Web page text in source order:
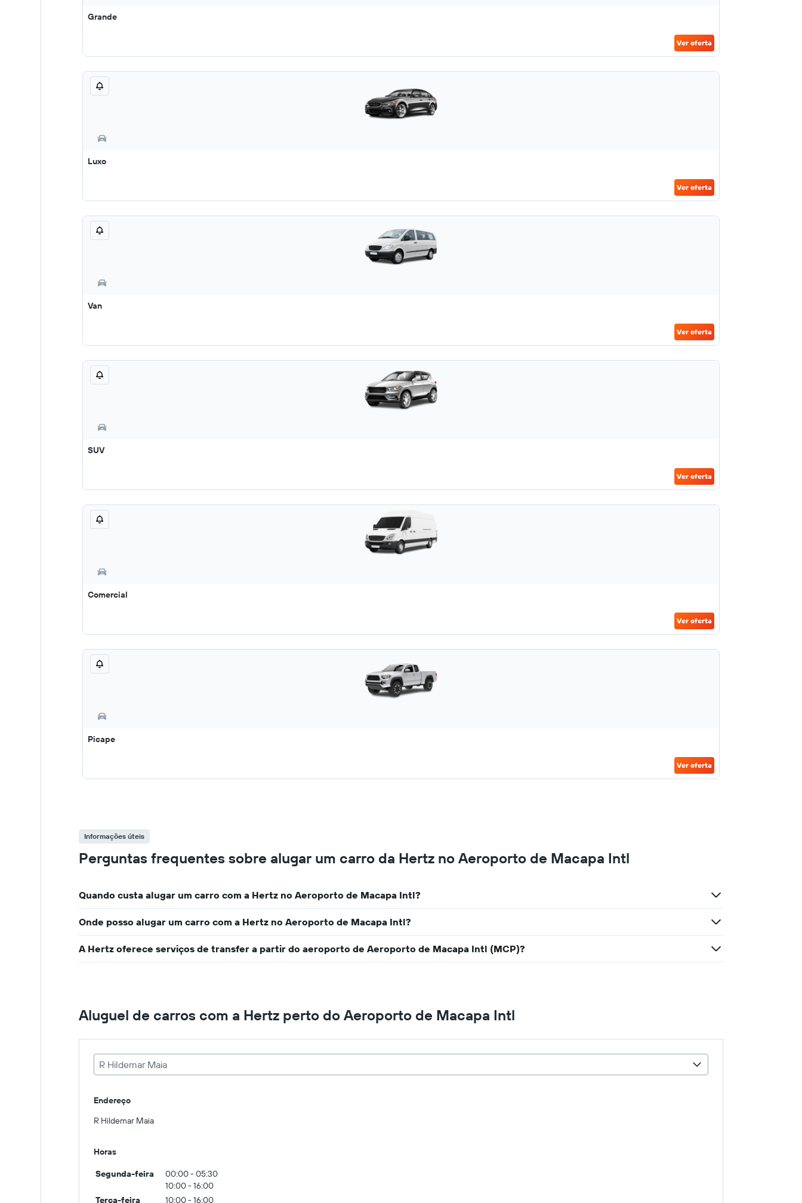
Grande
Ver oferta
Luxo
Ver oferta
Van
Ver oferta
SUV
Ver oferta
Comercial
Ver oferta
Picape
Ver oferta
Informações úteis
Perguntas frequentes sobre alugar um carro da Hertz no Aeroporto de Macapa Intl
Quando custa alugar um carro com a Hertz no Aeroporto de Macapa Intl?
Onde posso alugar um carro com a Hertz no Aeroporto de Macapa Intl?
A Hertz oferece serviços de transfer a partir do aeroporto de Aeroporto de Macapa Intl (MCP)?
Aluguel de carros com a Hertz perto do Aeroporto de Macapa Intl
R Hildemar Maia
Endereço
R Hildemar Maia
Horas
Segunda-feira
00:00 - 05:30
10:00 - 16:00
Terça-feira
10:00 - 16:00